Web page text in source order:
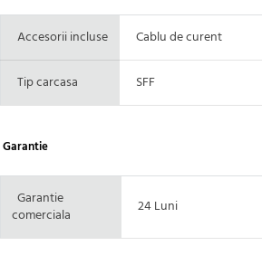
Accesorii incluse Cablu de curent
Tip carcasa SFF
Garantie
Garantie
comerciala
24 Luni